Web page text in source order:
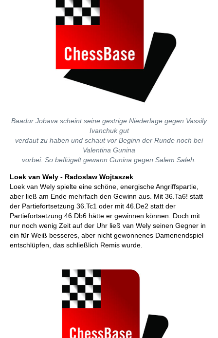
Baadur Jobava scheint seine gestrige Niederlage gegen Vassily
Ivanchuk gut
verdaut zu haben und schaut vor Beginn der Runde noch bei
Valentina Gunina
vorbei. So beflügelt gewann Gunina gegen Salem Saleh.
Loek van Wely - Radoslaw Wojtaszek
Loek van Wely spielte eine schöne, energische Angriffspartie,
aber ließ am Ende mehrfach den Gewinn aus. Mit 36.Ta6! statt
der Partiefortsetzung 36.Tc1 oder mit 46.De2 statt der
Partiefortsetzung 46.Db6 hätte er gewinnen können. Doch mit
nur noch wenig Zeit auf der Uhr ließ van Wely seinen Gegner in
ein für Weiß besseres, aber nicht gewonnenes Damenendspiel
entschlüpfen, das schließlich Remis wurde.